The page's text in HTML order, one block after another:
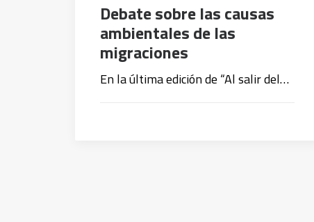
Debate sobre las causas
ambientales de las
migraciones
En la última edición de “Al salir del…